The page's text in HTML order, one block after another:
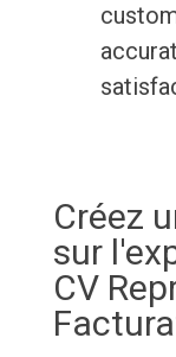
Créez
sur
CV